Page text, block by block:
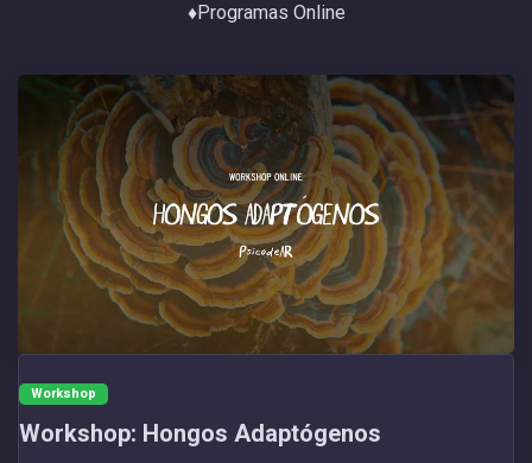
♦️Programas Online
Workshop
Workshop: Hongos Adaptógenos